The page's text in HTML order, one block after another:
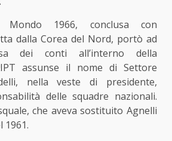
1966, conclusa con
dalla Corea del Nord, portò ad
dei conti all’interno della
assunse il nome di Settore
nella veste di presidente,
delle squadre nazionali.
che aveva sostituito Agnelli
1961.